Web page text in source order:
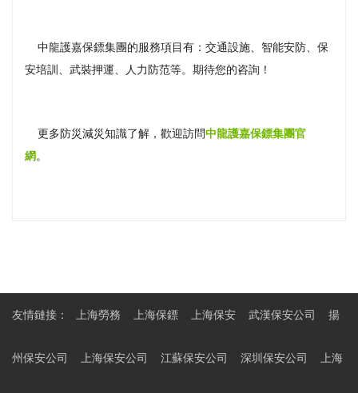
中龍護嘉保鏢集團的服務項目有：交通設施、智能安防、保
安培訓、武裝押運、人力防范等。期待您的咨詢！
更多防災減災知識了解，歡迎訪問中龍護嘉保鏢集團官
網。
友情鏈接： 上海勞務 上海保鏢 上海保安 武漢保安公司 揚
州保安公司 上海保安公司 江蘇保安公司 深圳保安公司 上海